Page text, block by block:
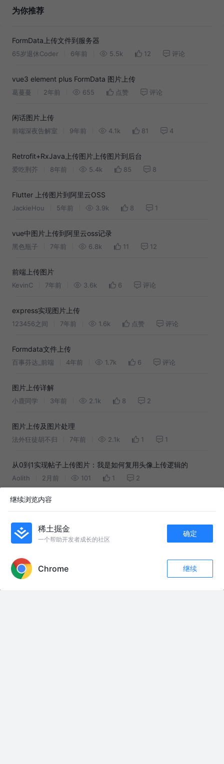
251
为你推荐
FormData上传文件到服务器
65岁退休Coder 6年前 5.5k 12 评论
vue3 element plus FormData 图片上传
葛蔓蔓 2年前 655 点赞 评论
闲话图片上传
前端深夜告解室 9年前 4.1k 81 4
Retrofit+RxJava上传图片上传图片到后台
爱吃荆芥 8年前 5.4k 85 8
Flutter 上传图片到阿里云OSS
JackieHou 5年前 3.9k 8 1
vue中图片上传到阿里云oss记录
黑色瓶子 7年前 6.8k 11 12
前端上传图片
KevinC 7年前 3.6k 6 评论
express实现图片上传
123456之间 7年前 1.6k 点赞 评论
Formdata文件上传
百事芬达_前端 4年前 1.7k 6 评论
图片上传详解
小鹿同学 3年前 2.1k 8 2
图片上传及图片处理
法外狂徒胡不归 7年前 2.1k 1 1
从0到1实现帖子上传图片：我是如何复用头像上传逻辑的
Aolith 2月前 101 1 2
为什么上传图片要用 const formData = new FormData()，而不
图片上传方案详解
上传图片攻略全解
继续浏览内容
稀土掘金
一个帮助开发者成长的社区
确定
Chrome 继续